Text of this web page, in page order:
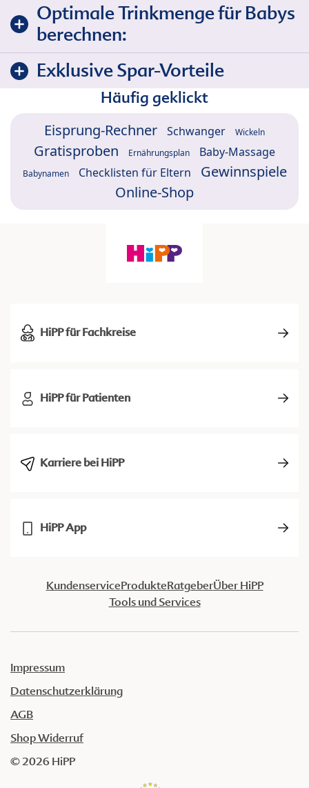
Optimale Trinkmenge für Babys
berechnen:
Exklusive Spar-Vorteile
Häufig geklickt
Eisprung-Rechner Schwanger Wickeln
Gratisproben Ernährungsplan Baby-Massage
Babynamen Checklisten für Eltern
Gewinnspiele
Online-Shop
HiPP für Fachkreise
HiPP für Patienten
Karriere bei HiPP
HiPP App
KundenserviceProdukteRatgeberÜber HiPP
Tools und Services
Impressum
Datenschutzerklärung
AGB
Shop Widerruf
© 2026 HiPP